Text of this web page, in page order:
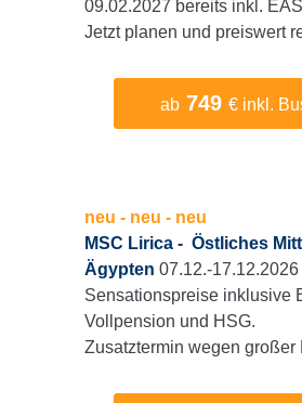
09.02.2027 bereits inkl.
Jetzt planen und preiswert
ab749 € inkl.
neu - neu - neu
MSC Lirica - Östliches
Ägypten 07.12.-17.12.2026
Sensationspreise inklusive
Vollpension und HSG.
Zusatztermin wegen großer